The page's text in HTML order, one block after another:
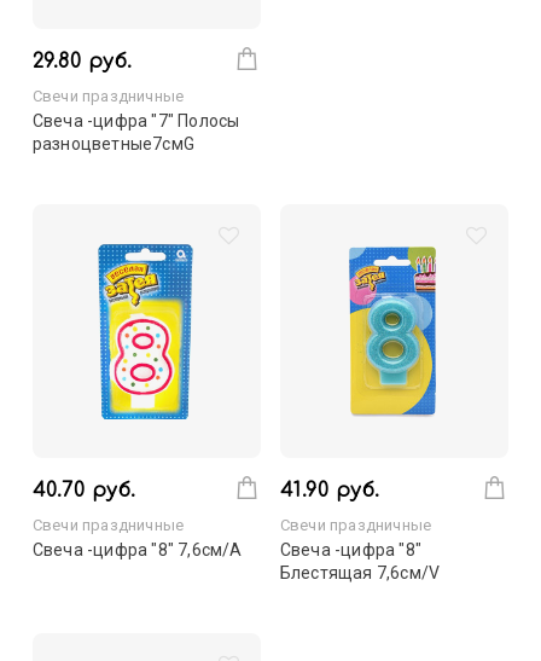
29.80 руб.
Свечи праздничные
Свеча -цифра "7" Полосы
разноцветные7смG
40.70 руб.
Свечи праздничные
Свеча -цифра "8" 7,6см/A
41.90 руб.
Свечи праздничные
Свеча -цифра "8"
Блестящая 7,6см/V